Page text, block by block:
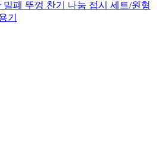
밀폐 뚜껑 찬기 나눔 접시 세트/원형
기